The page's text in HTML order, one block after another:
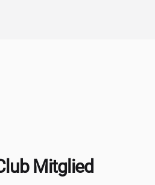
Mitglied